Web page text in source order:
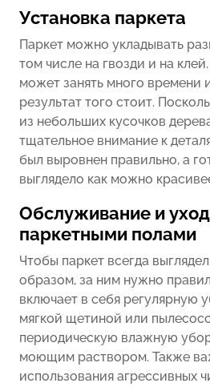
Установка паркета
Паркет можно укладывать
том числе на гвозди и на
может занять много времени
результат того стоит.
из небольших кусочков
тщательное внимание к
был выровнен правильно, а
выглядело как можно
Обслуживание и
паркетными полами
Чтобы паркет всегда
образом, за ним нужно
включает в себя регулярную
мягкой щетиной или
периодическую влажную
моющим раствором. Также
использования агрессивных